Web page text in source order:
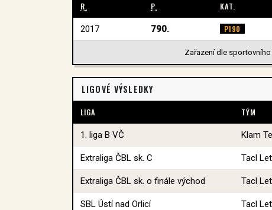
R. P. KAT.
2017 790. P190
Zařazení dle sportovního
LIGOVÉ VÝSLEDKY
LIGA TÝM
1. liga B VČ Klam
Extraliga ČBL sk. C Tacl
Extraliga ČBL sk. o finále východ Tacl
SBL Ústí nad Orlicí Tacl